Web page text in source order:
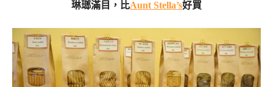
琳瑯滿目，比Aunt Stella’s好買